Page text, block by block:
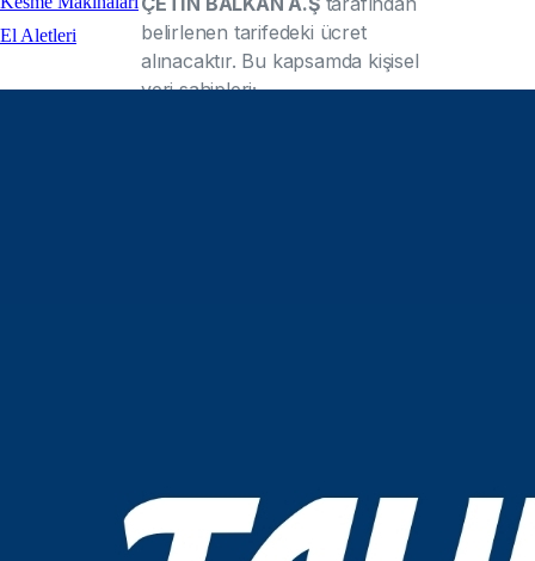
El Aletleri
belirlenen tarifedeki ücret
alınacaktır. Bu kapsamda kişisel
veri sahipleri;
kapsamda yapılan işlemin kişisel
verilerin aktarıldığı üçüncü